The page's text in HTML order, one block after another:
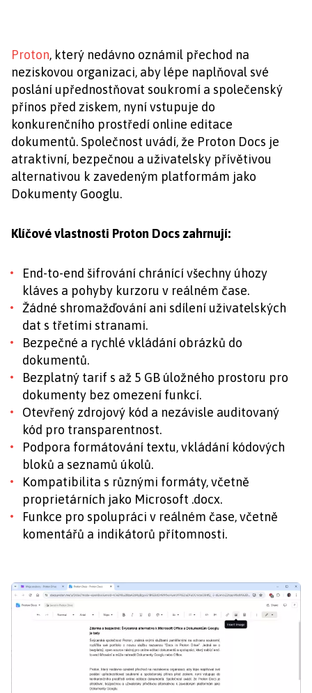
Proton, který nedávno oznámil přechod na
neziskovou organizaci, aby lépe naplňoval své
poslání upřednostňovat soukromí a společenský
přínos před ziskem, nyní vstupuje do
konkurenčního prostředí online editace
dokumentů. Společnost uvádí, že Proton Docs je
atraktivní, bezpečnou a uživatelsky přívětivou
alternativou k zavedeným platformám jako
Dokumenty Googlu.
Klíčové vlastnosti Proton Docs zahrnují:
End-to-end šifrování chránící všechny úhozy
kláves a pohyby kurzoru v reálném čase.
Žádné shromažďování ani sdílení uživatelských
dat s třetími stranami.
Bezpečné a rychlé vkládání obrázků do
dokumentů.
Bezplatný tarif s až 5 GB úložného prostoru pro
dokumenty bez omezení funkcí.
Otevřený zdrojový kód a nezávisle auditovaný
kód pro transparentnost.
Podpora formátování textu, vkládání kódových
bloků a seznamů úkolů.
Kompatibilita s různými formáty, včetně
proprietárních jako Microsoft .docx.
Funkce pro spolupráci v reálném čase, včetně
komentářů a indikátorů přítomnosti.